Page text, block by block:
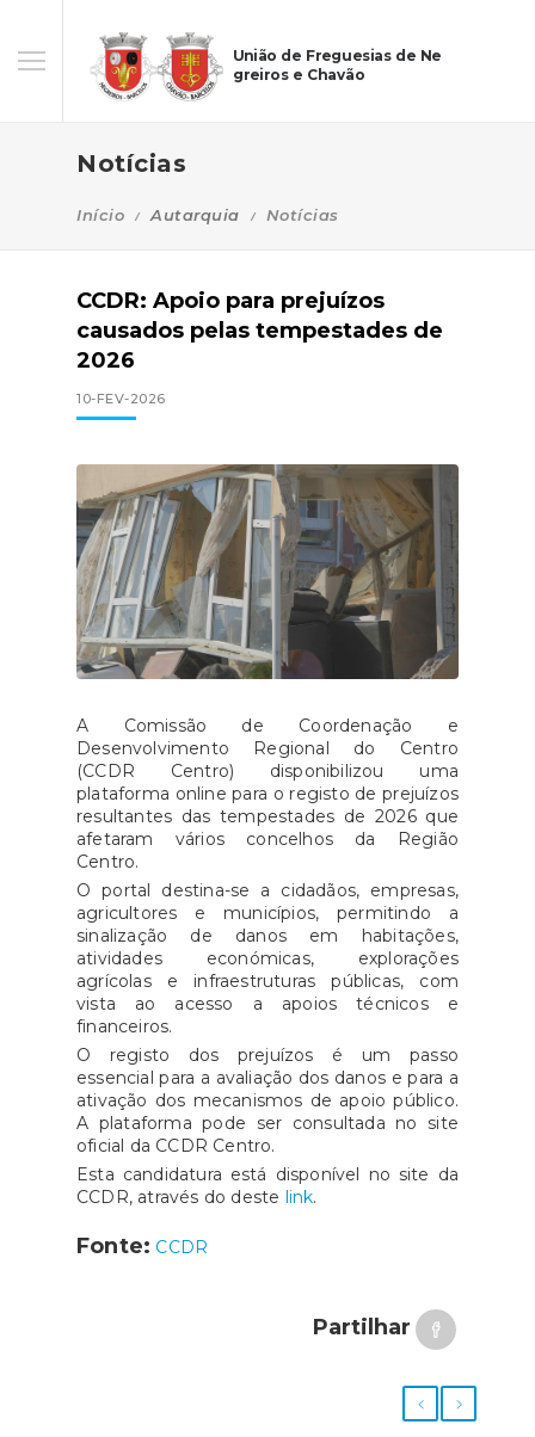
União de Freguesias de Ne
greiros e Chavão
Notícias
Início Autarquia Notícias
CCDR: Apoio para prejuízos
causados pelas tempestades de
2026
10-FEV-2026
A Comissão de Coordenação e
Desenvolvimento Regional do Centro
(CCDR Centro) disponibilizou uma
plataforma online para o registo de prejuízos
resultantes das tempestades de 2026 que
afetaram vários concelhos da Região
Centro.
O portal destina-se a cidadãos, empresas,
agricultores e municípios, permitindo a
sinalização de danos em habitações,
atividades económicas, explorações
agrícolas e infraestruturas públicas, com
vista ao acesso a apoios técnicos e
financeiros.
O registo dos prejuízos é um passo
essencial para a avaliação dos danos e para a
ativação dos mecanismos de apoio público.
A plataforma pode ser consultada no site
oficial da CCDR Centro.
Esta candidatura está disponível no site da
CCDR, através do deste link.
Fonte: CCDR
Partilhar